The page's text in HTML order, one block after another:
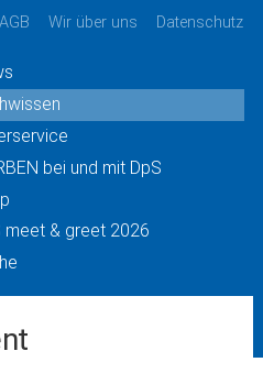
AGB Wir über uns Datenschutz
bei und mit DpS
meet & greet 2026